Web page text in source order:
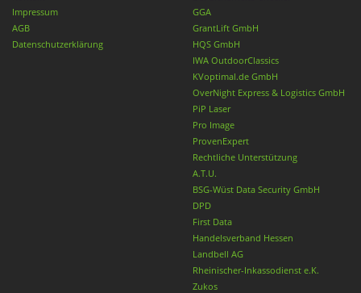
Impressum
AGB
Datenschutzerklärung
GGA
GrantLift GmbH
HQS GmbH
IWA OutdoorClassics
KVoptimal.de GmbH
OverNight Express & Logistics GmbH
PiP Laser
Pro Image
ProvenExpert
Rechtliche Unterstützung
A.T.U.
BSG-Wüst Data Security GmbH
DPD
First Data
Handelsverband Hessen
Landbell AG
Rheinischer-Inkassodienst e.K.
Zukos